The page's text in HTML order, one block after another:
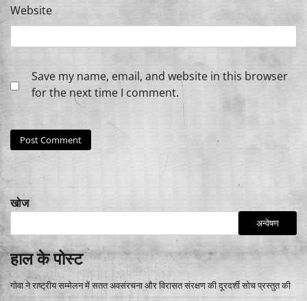
Website
Save my name, email, and website in this browser
for the next time I comment.
खोज
अन्वेषण
हाल के पोस्ट
गोवा ने राष्ट्रीय सम्मेलन में सतत अवसंरचना और विरासत संरक्षण की दूरदर्शी सोच प्रस्तुत की